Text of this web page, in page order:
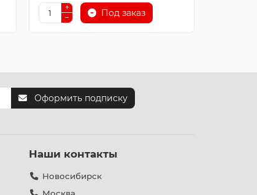
Под заказ
Оформить подписку
Наши контакты
Новосибирск